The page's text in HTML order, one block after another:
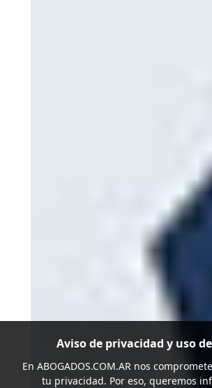
Aviso de privacidad y uso
En ABOGADOS.COM.ARnos
tu privacidad. Por eso, queremos